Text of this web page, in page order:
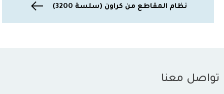
نظام المقاطع من كراون (سلسة 3200)
تواصل معنا